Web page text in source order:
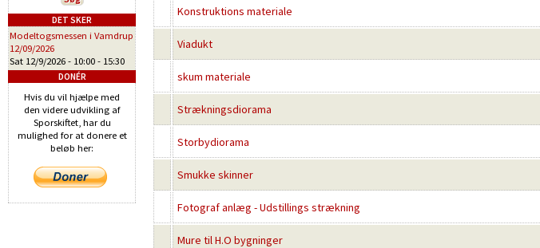
Konstruktions materiale
Viadukt
skum materiale
Strækningsdiorama
Storbydiorama
Smukke skinner
Fotograf anlæg - Udstillings strækning
Mure til H.O bygninger
DET SKER
Modeltogsmessen i Vamdrup
12/09/2026
Sat 12/9/2026 - 10:00 - 15:30
DONÉR
Hvis du vil hjælpe med
den videre udvikling af
Sporskiftet, har du
mulighed for at donere et
beløb her: